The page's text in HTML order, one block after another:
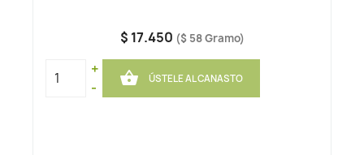
$ 17.450 ($ 58 Gramo)
+
-
 ÚSTELE AL CANASTO